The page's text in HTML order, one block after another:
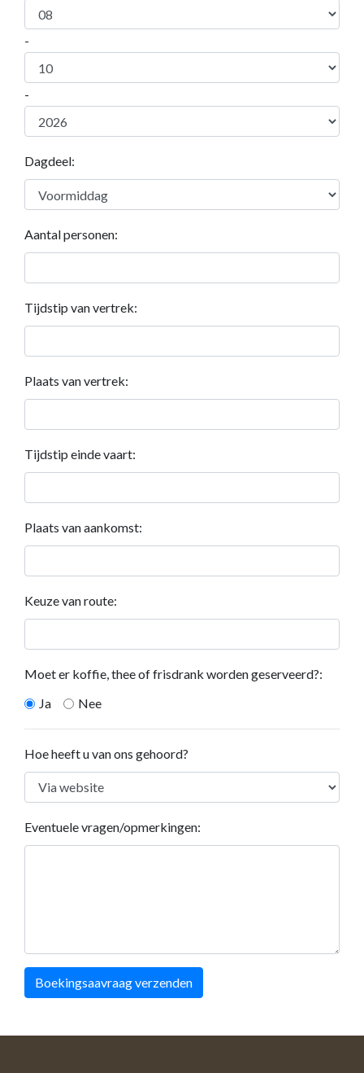
-
-
Dagdeel:
Aantal personen:
Tijdstip van vertrek:
Plaats van vertrek:
Tijdstip einde vaart:
Plaats van aankomst:
Keuze van route:
Moet er koffie, thee of frisdrank worden geserveerd?:
Ja
Nee
Hoe heeft u van ons gehoord?
Eventuele vragen/opmerkingen:
Boekingsaavraag verzenden